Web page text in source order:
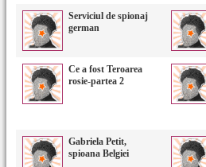
Serviciul de spionaj
german
Ce a fost Teroarea
rosie-partea 2
Gabriela Petit,
spioana Belgiei